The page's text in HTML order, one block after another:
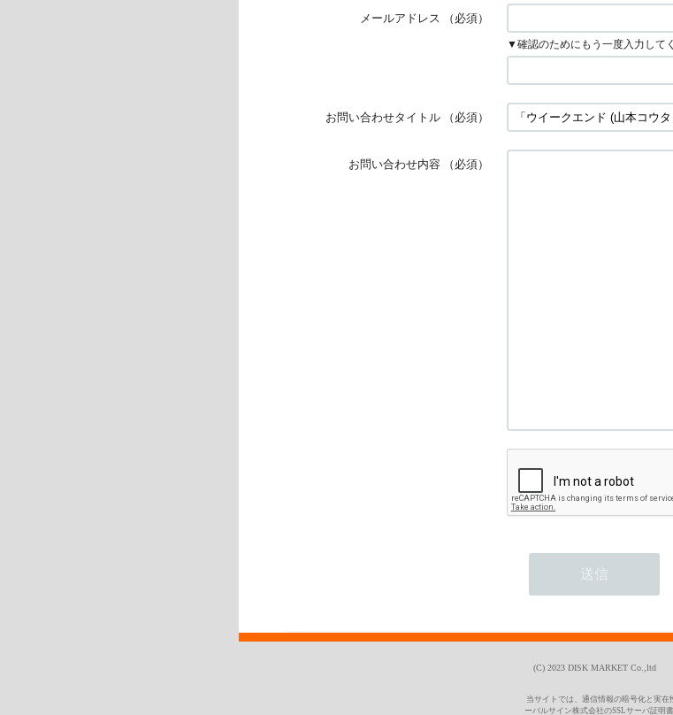
メールアドレス （必須）
▼確認のためにもう一度入力して
お問い合わせタイトル （必須）
お問い合わせ内容 （必須）
(C) 2023 DISK MARKET Co.,ltd
当サイトでは、通信情報の暗号化と実在
ーバルサイン株式会社のSSLサーバ証明